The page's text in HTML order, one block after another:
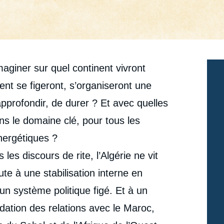
sur quel continent vivront
se figeront, s’organiseront une
de durer ? Et avec quelles
le domaine clé, pour tous les
?
discours de rite, l’Algérie ne vit
à une stabilisation interne en
système politique figé. Et à un
des relations avec le Maroc,